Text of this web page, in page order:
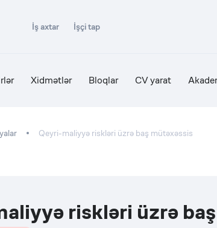
İş axtar İşçi tap
Xidmətlər Bloqlar CV yarat
Qeyri-maliyyə riskləri üzrə baş mütəxəssis
riskləri üzrə